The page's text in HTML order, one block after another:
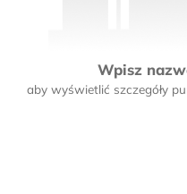
Wpisz
aby wyświetlić szczegóły